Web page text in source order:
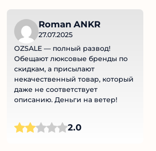
Roman ANKR
27.07.2025
OZSALE — полный развод!
Обещают люксовые бренды по
скидкам, а присылают
некачественный товар, который
даже не соответствует
описанию. Деньги на ветер!
2.0